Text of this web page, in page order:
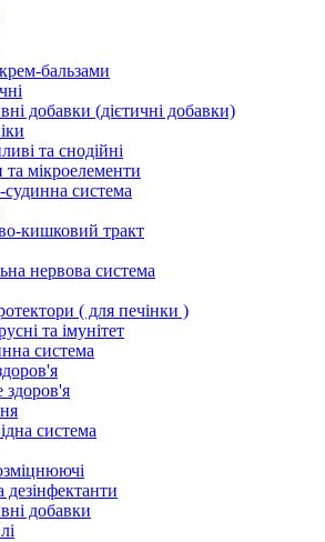
бальзами
добавки (дієтичні добавки)
та снодійні
та мікроелементи
система
кишковий тракт
нервова система
( для печінки )
та імунітет
система
здоров'я
система
добавки